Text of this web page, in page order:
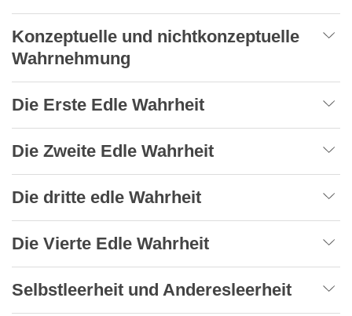
Konzeptuelle und nichtkonzeptuelle
Wahrnehmung
Die Erste Edle Wahrheit
Die Zweite Edle Wahrheit
Die dritte edle Wahrheit
Die Vierte Edle Wahrheit
Selbstleerheit und Anderesleerheit